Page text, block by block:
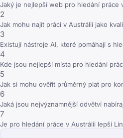
Jaký je nejlepší web pro hledání práce
2
Jak mohu najít práci v Austrálii jako
3
Existují nástroje AI, které pomáhají s
4
Kde jsou nejlepší místa pro hledání
5
Jak si mohu ověřit průměrný plat pro
6
Jaká jsou nejvýznamnější odvětví
7
Je pro hledání práce v Austrálii lepší